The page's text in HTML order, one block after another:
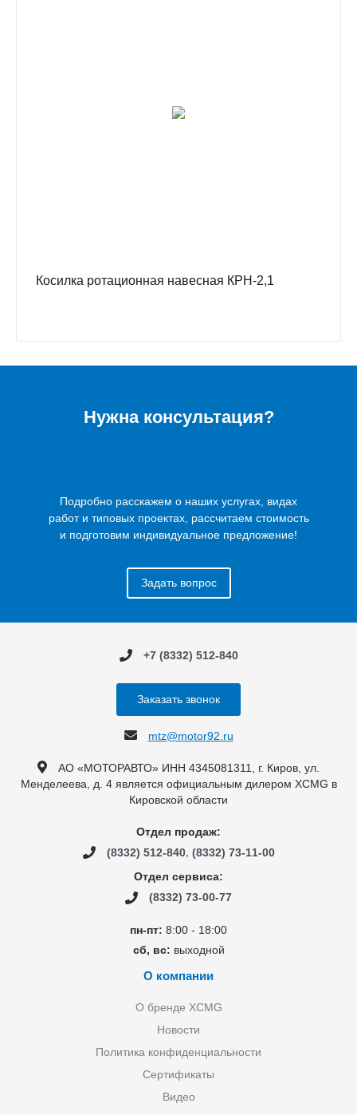
Косилка ротационная навесная КРН-2,1
Нужна консультация?
Подробно расскажем о наших услугах, видах
работ и типовых проектах, рассчитаем стоимость
и подготовим индивидуальное предложение!
Задать вопрос
+7 (8332) 512-840
Заказать звонок
mtz@motor92.ru
АО «МОТОРАВТО» ИНН 4345081311, г. Киров, ул.
Менделеева, д. 4 является официальным дилером XCMG в
Кировской области
Отдел продаж:
(8332) 512-840, (8332) 73-11-00
Отдел сервиса:
(8332) 73-00-77
пн-пт: 8:00 - 18:00
сб, вс: выходной
О компании
О бренде XCMG
Новости
Политика конфиденциальности
Сертификаты
Видео